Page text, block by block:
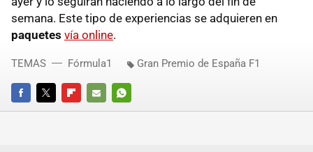
semana. Este tipo de experiencias se adquieren en
paquetes vía online.
FACEBOOKTWITTERFLIPBOARD
E-
WHATSAPP
TEMAS Fórmula1 Gran Premio de España F1